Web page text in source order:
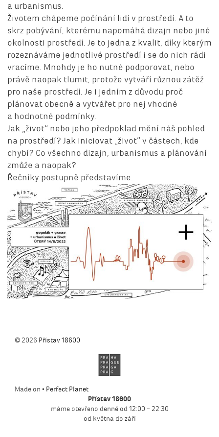
a urbanismus.
Životem chápeme počínání lidí v prostředí. A to
skrz pobývání, kterému napomáhá dizajn nebo jiné
okolnosti prostředí. Je to jedna z kvalit, díky kterým
rozeznáváme jednotlivé prostředí i se do nich rádi
vracíme. Mnohdy je ho nutné podporovat, nebo
právě naopak tlumit, protože vytváří různou zátěž
pro naše prostředí. Je i jedním z důvodu proč
plánovat obecně a vytvářet pro nej vhodné
a hodnotné podmínky.
Jak „život“ nebo jeho předpoklad mění náš pohled
na prostředí? Jak iniciovat „život“ v částech, kde
chybí? Co všechno dizajn, urbanismus a plánování
zmůže a naopak?
Řečníky postupně představíme.
© 2026 Přístav 18600
Made on • Perfect Planet
Přístav 18600
máme otevřeno denně od 12:00 – 22:30
od května do září